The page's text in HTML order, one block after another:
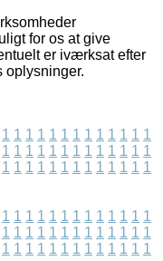
for os at give
er iværksat efter
oplysninger.
1 1 1 1 1 1 1 1 1 1 1 1 1
1 1 1 1 1 1 1 1 1 1 1 1 1
1 1 1 1 1 1 1 1 1 1 1 1 1
1 1 1 1 1 1 1 1 1 1 1 1 1
1 1 1 1 1 1 1 1 1 1 1 1 1
1 1 1 1 1 1 1 1 1 1 1 1 1